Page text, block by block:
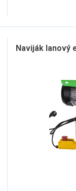
Naviják lanový